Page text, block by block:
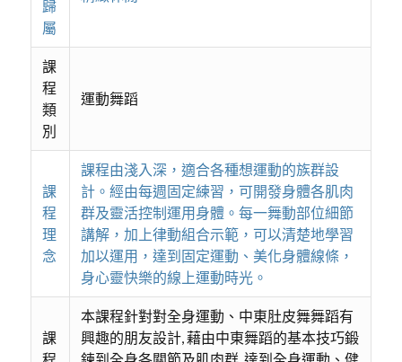
歸
屬
課
程
類
別
運動舞蹈
課
程
理
念
課程由淺入深，適合各種想運動的族群設
計。經由每週固定練習，可開發身體各肌肉
群及靈活控制運用身體。每一舞動部位細節
講解，加上律動組合示範，可以清楚地學習
加以運用，達到固定運動、美化身體線條，
身心靈快樂的線上運動時光。
課
本課程針對對全身運動、中東肚皮舞舞蹈有
興趣的朋友設計, 藉由中東舞蹈的基本技巧鍛